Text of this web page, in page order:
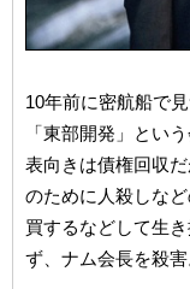
10年前に密航船で
「東部開発」とい
表向きは債権回収
のために人殺しな
買するなどして生
ず、ナム会長を殺害